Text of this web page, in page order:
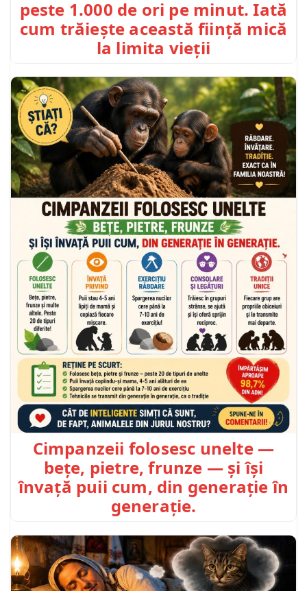
peste 1.000 de ori pe minut. Iată
cum trăiește această ființă mică
la limita vieții
Cimpanzeii folosesc unelte —
bețe, pietre, frunze — și își
învață puii cum, din generație în
generație.